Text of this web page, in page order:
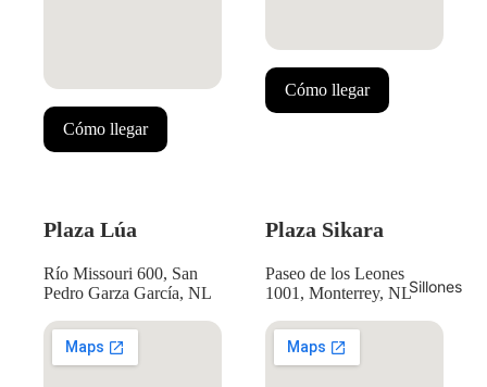
Sillones
Cómo llegar
Cómo llegar
Plaza Lúa
Río Missouri 600, San
Pedro Garza García, NL
Plaza Sikara
Paseo de los Leones
1001, Monterrey, NL